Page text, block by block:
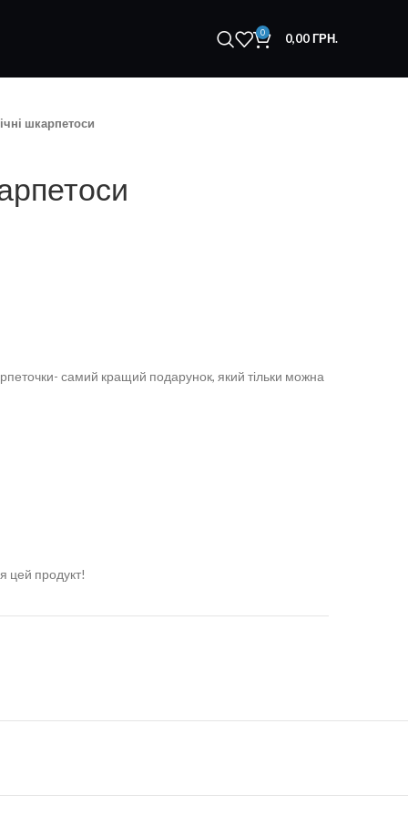
0 0,00ГРН.
шкарпетоси
самий кращий подарунок, який тільки можна
цей продукт!